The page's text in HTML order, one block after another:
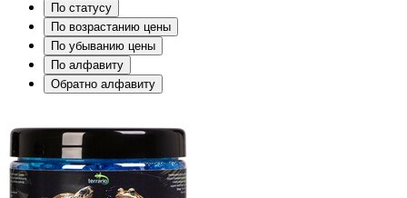
По статусу
По возрастанию цены
По убыванию цены
По алфавиту
Обратно алфавиту